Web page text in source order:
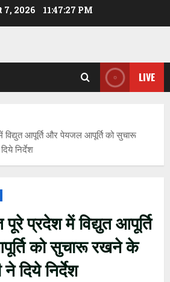
7, 2026 11:47:28 PM
LIVE
विद्युत आपूर्ति और पेयजल आपूर्ति को सुचारू
निर्देश
प्रदेश में विद्युत आपूर्ति
को सुचारू रखने के
दिये निर्देश